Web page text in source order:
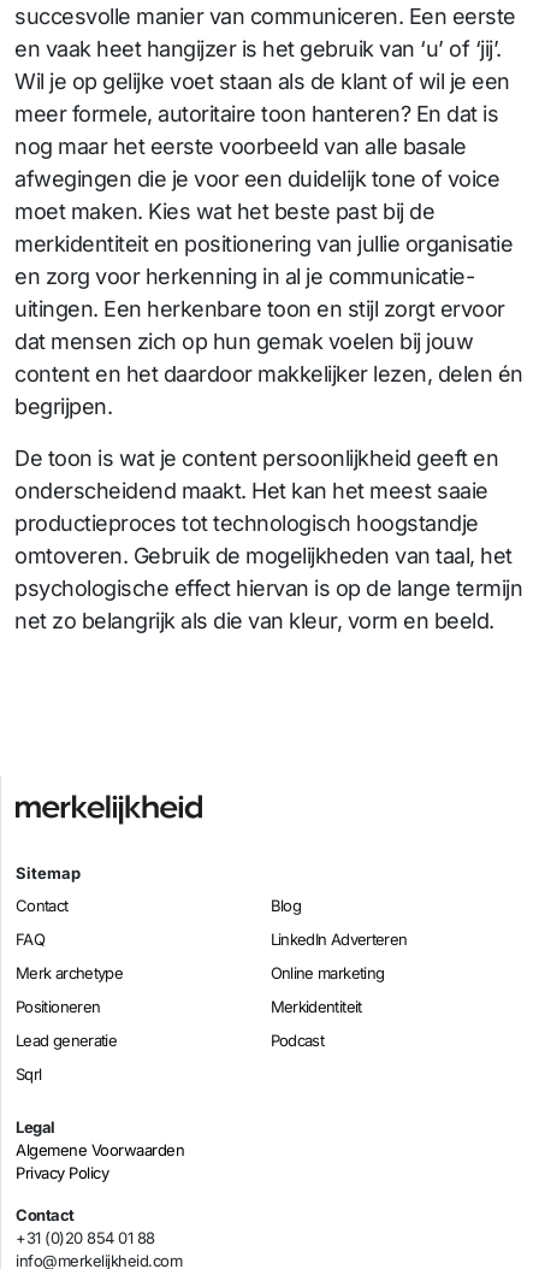
succesvolle manier van communiceren. Een eerste
en vaak heet hangijzer is het gebruik van ‘u’ of ‘jij’.
Wil je op gelijke voet staan als de klant of wil je een
meer formele, autoritaire toon hanteren? En dat is
nog maar het eerste voorbeeld van alle basale
afwegingen die je voor een duidelijk tone of voice
moet maken. Kies wat het beste past bij de
merkidentiteit en positionering van jullie organisatie
en zorg voor herkenning in al je communicatie-
uitingen. Een herkenbare toon en stijl zorgt ervoor
dat mensen zich op hun gemak voelen bij jouw
content en het daardoor makkelijker lezen, delen én
begrijpen.
De toon is wat je content persoonlijkheid geeft en
onderscheidend maakt. Het kan het meest saaie
productieproces tot technologisch hoogstandje
omtoveren. Gebruik de mogelijkheden van taal, het
psychologische effect hiervan is op de lange termijn
net zo belangrijk als die van kleur, vorm en beeld.
Sitemap
Contact
Blog
FAQ
LinkedIn Adverteren
Merk archetype
Online marketing
Positioneren
Merkidentiteit
Lead generatie
Podcast
Sqrl
Legal
Algemene Voorwaarden
Privacy Policy
Contact
+31 (0)20 854 01 88
info@merkelijkheid.com